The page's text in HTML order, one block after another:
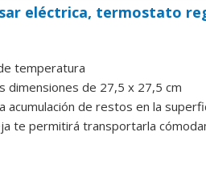
eléctrica, termostato
temperatura
dimensiones de 27,5 x 27,5 cm
acumulación de restos en la
te permitirá transportarla